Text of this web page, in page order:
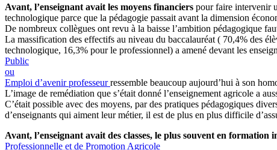
Avant, l’enseignant avait les moyens financiers pour faire intervenir
technologique parce que la pédagogie passait avant la dimension
De nombreux collègues ont revu à la baisse l’ambition pédagogique
La massification des effectifs au niveau du baccalauréat ( 70,4% des
technologique, 16,3% pour le professionnel) a amené devant les
Public
ou
Emploi d’avenir professeur ressemble beaucoup aujourd’hui à son
L’image de remédiation que s’était donné l’enseignement agricole a
C’était possible avec des moyens, par des pratiques pédagogiques
d’enseignants qui aiment leur métier, il est de plus en plus difficile
Avant, l’enseignant avait des classes, le plus souvent en formation
Professionnelle et de Promotion Agricole